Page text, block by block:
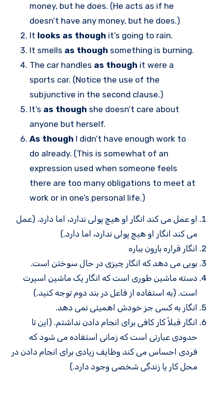
money, but he does. (He acts as if he
doesn’t have any money, but he does.)
It looks as though it’s going to rain.
It smells as though something is burning.
The car handles as though it were a
sports car. (Notice the use of the
subjunctive in the second clause.)
It’s as though she doesn’t care about
anyone but herself.
As though I didn’t have enough work to
do already. (This is somewhat of an
expression used when someone feels
there are too many obligations to meet at
work or in one’s personal life.)
او عمل می کند انگار او هیچ پولی ندارد، اما دارد. (عمل
می کند انگار او هیچ پولی ندارد، اما دارد.)
انگار قراره بارون بباره
بویی می دهد که انگار چیزی در حال سوختن است.
دسته ماشین طوری است که انگار یک ماشین اسپرت
است. (به استفاده از فاعل در بند دوم توجه کنید.)
انگار به کسی جز خودش اهمیتی نمی دهد.
انگار قبلاً کار کافی برای انجام دادن نداشتم. (این تا
حدودی عبارتی است که زمانی استفاده می شود که
فردی احساس می کند وظایف زیادی برای انجام دادن در
محل کار یا زندگی شخصی وجود دارد.)